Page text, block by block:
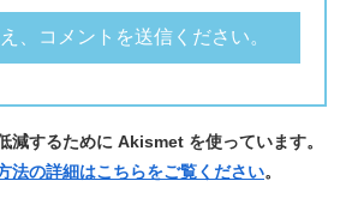
減するために Akismet を使っています。
法の詳細はこちらをご覧ください。